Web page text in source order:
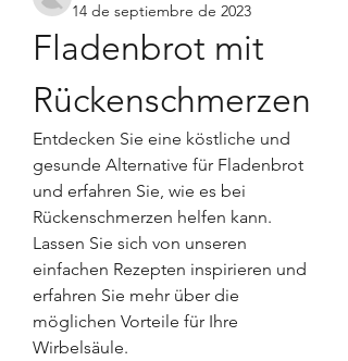
14 de septiembre de 2023
Fladenbrot mit
Rückenschmerzen
Entdecken Sie eine köstliche und
gesunde Alternative für Fladenbrot
und erfahren Sie, wie es bei
Rückenschmerzen helfen kann.
Lassen Sie sich von unseren
einfachen Rezepten inspirieren und
erfahren Sie mehr über die
möglichen Vorteile für Ihre
Wirbelsäule.